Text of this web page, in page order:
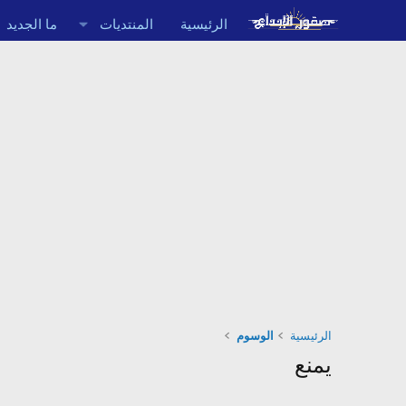
الرئيسية المنتديات ما الجديد
الرئيسية الوسوم
يمنع